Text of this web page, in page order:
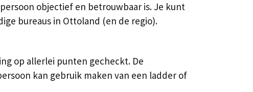
objectief en betrouwbaar is. Je kunt
bureaus in Ottoland (en de regio).
op allerlei punten gecheckt. De
kan gebruik maken van een ladder of